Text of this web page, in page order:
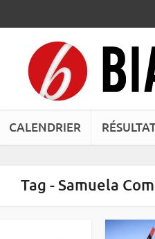
CALENDRIER
Tag - Samuela